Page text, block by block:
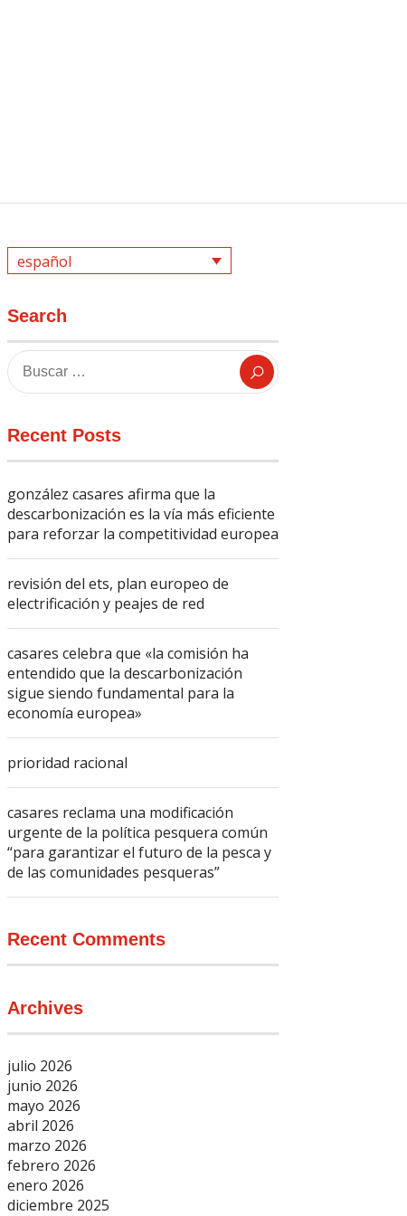
español
Search
Recent Posts
gonzález casares afirma que la
descarbonización es la vía más eficiente
para reforzar la competitividad europea
revisión del ets, plan europeo de
electrificación y peajes de red
casares celebra que «la comisión ha
entendido que la descarbonización
sigue siendo fundamental para la
economía europea»
prioridad racional
casares reclama una modificación
urgente de la política pesquera común
“para garantizar el futuro de la pesca y
de las comunidades pesqueras”
Recent Comments
Archives
julio 2026
junio 2026
mayo 2026
abril 2026
marzo 2026
febrero 2026
enero 2026
diciembre 2025